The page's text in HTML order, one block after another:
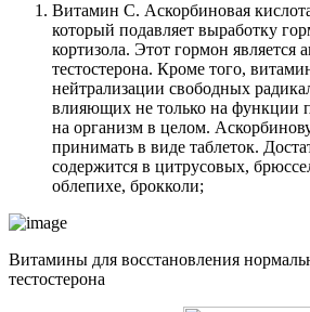
Витамин С. Аскорбиновая
который подавляет выработку
кортизола. Этот гормон является
тестостерона. Кроме того,
нейтрализации свободных
влияющих не только на функции
на организм в целом.
принимать в виде таблеток.
содержится в цитрусовых,
облепихе, брокколи;
Витамины для восстановления
тестостерона